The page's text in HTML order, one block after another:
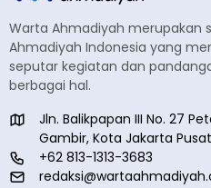
Warta Ahmadiyah merupakan
Ahmadiyah Indonesia yang
seputar kegiatan dan
berbagai hal.
Jln. Balikpapan III No. 27
Gambir, Kota Jakarta Pusat
+62 813-1313-3683